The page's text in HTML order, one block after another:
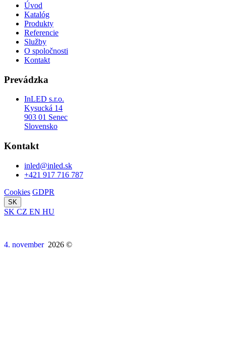
Úvod
Katalóg
Produkty
Referencie
Služby
O spoločnosti
Kontakt
Prevádzka
InLED s.r.o.
Kysucká 14
903 01 Senec
Slovensko
Kontakt
inled@inled.sk
+421 917 716 787
Cookies GDPR
SK
SK CZ EN HU
4. november 2026 ©